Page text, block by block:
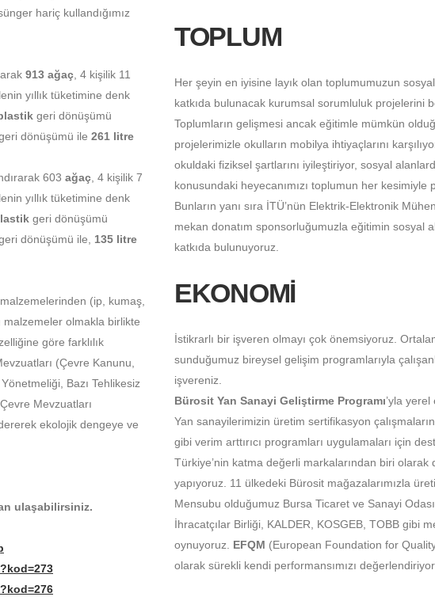
hariç kullandığımız
913 ağaç , 4 kişilik 11
yıllık tüketimine denk
geri dönüşümü
dönüşümü ile 261 litre
603 ağaç , 4 kişilik 7
yıllık tüketimine denk
geri dönüşümü
dönüşümü ile, 135 litre
(ip, kumaş,
olmakla birlikte
göre farklılık
(Çevre Kanunu,
Bazı Tehlikesiz
Mevzuatları
ekolojik dengeye ve
ulaşabilirsiniz.
TOPLUM
Her şeyin en iyisine layık olan toplumumuzun
katkıda bulunacak kurumsal sorumluluk projelerini
Toplumların gelişmesi ancak eğitimle mümkün
projelerimizle okulların mobilya ihtiyaçlarını
okuldaki fiziksel şartlarını iyileştiriyor, sosyal
konusundaki heyecanımızı toplumun her kesimiyle
Bunların yanı sıra İTÜ’nün Elektrik-Elektronik
mekan donatım sponsorluğumuzla eğitimin sosyal
katkıda bulunuyoruz.
EKONOMİ
İstikrarlı bir işveren olmayı çok önemsiyoruz.
sunduğumuz bireysel gelişim programlarıyla
işvereniz.
Bürosit Yan Sanayi Geliştirme Programı’yla
Yan sanayilerimizin üretim sertifikasyon
gibi verim arttırıcı programları uygulamaları için
Türkiye’nin katma değerli markalarından biri olarak
yapıyoruz. 11 ülkedeki Bürosit mağazalarımızla
Mensubu olduğumuz Bursa Ticaret ve Sanayi
İhracatçılar Birliği, KALDER, KOSGEB, TOBB gibi
oynuyoruz. EFQM (European Foundation for
olarak sürekli kendi performansımızı